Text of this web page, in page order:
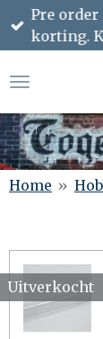
Ga
direct
de
Pre
korting.
Home »
Uitverkocht